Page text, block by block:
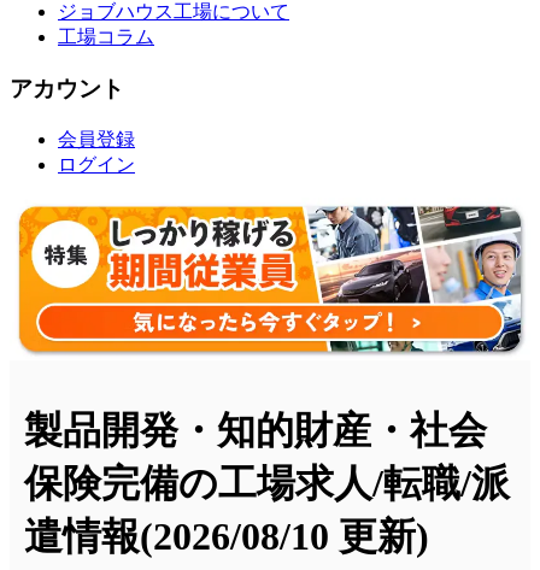
ジョブハウス工場について
工場コラム
アカウント
会員登録
ログイン
製品開発・知的財産・社会
保険完備の工場求人/転職/派
遣情報(2026/08/10 更新)